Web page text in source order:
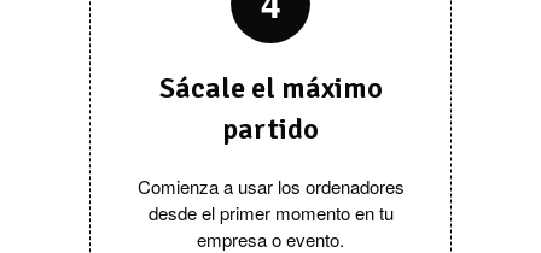
Sácale el máximo
partido
Comienza a usar los ordenadores
desde el primer momento en tu
empresa o evento.